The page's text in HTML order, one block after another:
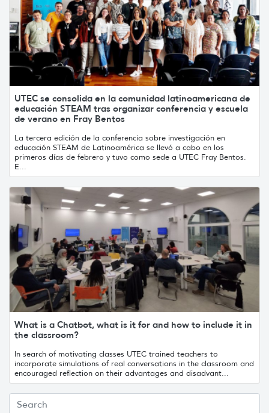
UTEC se consolida en la comunidad latinoamericana de
educación STEAM tras organizar conferencia y escuela
de verano en Fray Bentos
La tercera edición de la conferencia sobre investigación en
educación STEAM de Latinoamérica se llevó a cabo en los
primeros días de febrero y tuvo como sede a UTEC Fray Bentos.
E...
What is a Chatbot, what is it for and how to include it in
the classroom?
In search of motivating classes UTEC trained teachers to
incorporate simulations of real conversations in the classroom and
encouraged reflection on their advantages and disadvant...